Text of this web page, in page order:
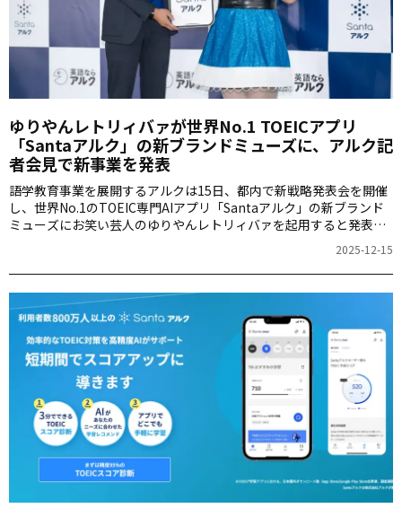
ゆりやんレトリィバァが世界No.1 TOEICアプリ
「Santaアルク」の新ブランドミューズに、アルク記
者会見で新事業を発表
語学教育事業を展開するアルクは15日、都内で新戦略発表会を開催
し、世界No.1のTOEIC専門AIアプリ「Santaアルク」の新ブランド
ミューズにお笑い芸人のゆりやんレトリィバァを起用すると発表し
た。これに加え、短期集中型英語コーチング「AUTHENTECH by ア
ルク」や、外国人材の「採用・教育・定着」を支援する新組織
「JESI（ジェシー）」の設立も発表し、語学教育から企業研修、日
本語教育までを横断する大きな展開を示した。
2025-12-15